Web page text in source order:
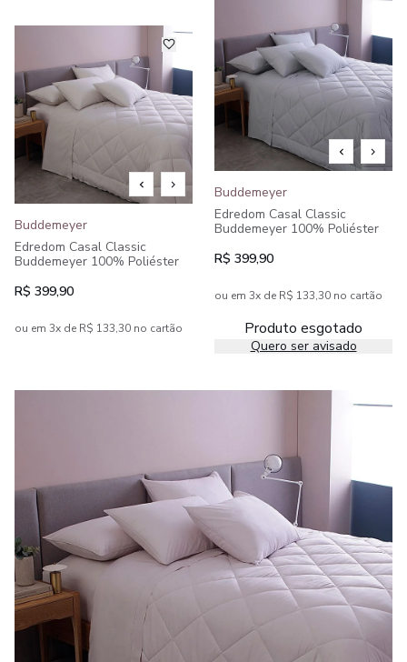
Buddemeyer
Edredom Casal Classic
Buddemeyer 100% Poliéster
R$ 399,90
ou em 3x de R$ 133,30 no cartão
Buddemeyer
Edredom Casal Classic
Buddemeyer 100% Poliéster
R$ 399,90
ou em 3x de R$ 133,30 no cartão
Produto esgotado
Quero ser avisado